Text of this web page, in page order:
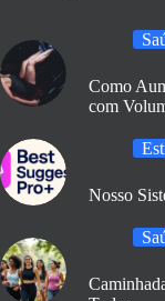
Como
com
Nosso